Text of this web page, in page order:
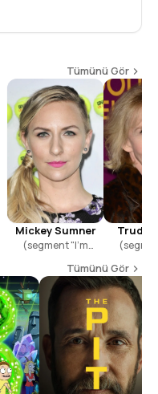
Tümünü Gör
Mickey Sumner
(segment "I'm
Trudie
Tümünü Gör